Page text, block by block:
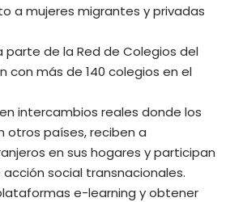
a mujeres migrantes y privadas
parte de la Red de Colegios del
con más de 140 colegios en el
intercambios reales donde los
otros países, reciben a
en sus hogares y participan
social transnacionales.
e-learning y obtener